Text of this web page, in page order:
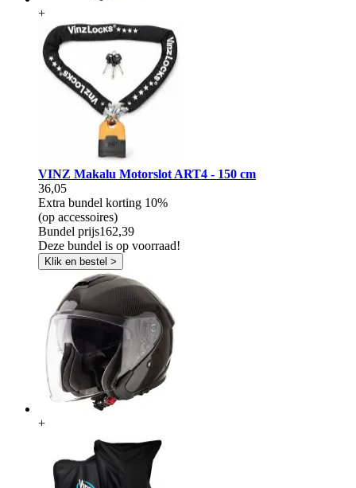
+
VINZ Makalu Motorslot ART4 - 150 cm
36,05
Extra bundel korting 10%
(op accessoires)
Bundel prijs162,39
Deze bundel is op voorraad!
Klik en bestel >
+